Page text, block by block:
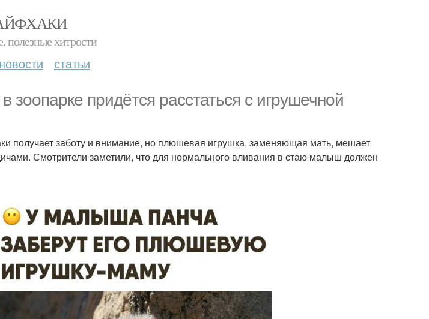
полезные хитрости
новости статьи
зоопарке придётся расстаться с игрушечной
получает заботу и внимание, но плюшевая игрушка, заменяющая мать, мешает
Смотрители заметили, что для нормального вливания в стаю малыш должен